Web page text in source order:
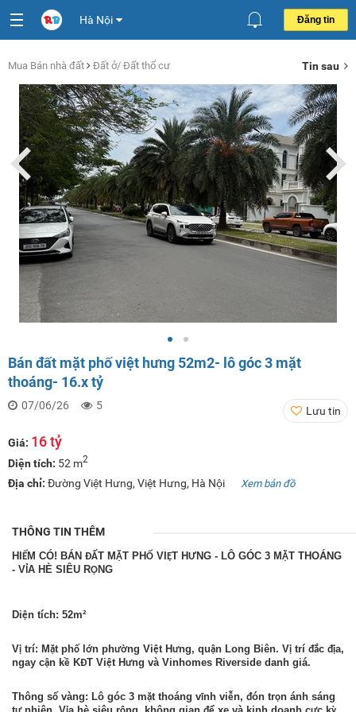
Hà Nội Đăng tin
Mua Bán nhà đất Đất ở/ Đất thổ cư Tin sau
Bán đất mặt phố việt hưng 52m2- lô góc 3 mặt
thoáng- 16.x tỷ
07/06/26 5 Lưu tin
Giá: 16 tỷ
Diện tích: 52 m2
Địa chỉ: Đường Việt Hưng, Việt Hưng, Hà Nội Xem bản đồ
THÔNG TIN THÊM
HI ẾM CÓ! BÁN ĐẤT MẶT PHỐ VI ỆT HƯNG - LÔ GÓC 3 MẶT THOÁNG
- V A HÈ SIÊU RỘNG
Diện tích: 52m²
Vị trí: Mặt phố ớn phường Việt Hưng, quận Long Biên. Vị trí đắc địa,
ngay cận kề KĐT Việt Hưng và Vinhomes Riverside danh giá.
Thông sốvàng: Lô góc 3 mặt thoáng vĩnh viễn, đón trọn ánh sáng